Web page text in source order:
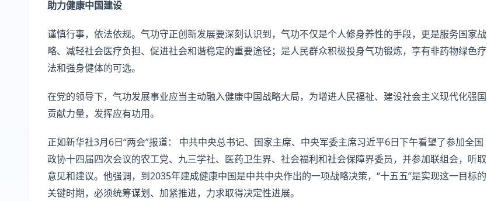
助力健康中国建设
谨慎行事，依法依规。气功守正创新发展要深刻认识到，气功不仅是个人修身养性的手段，更是服务国家战
略、减轻社会医疗负担、促进社会和谐稳定的重要途径；是人民群众积极投身气功锻炼，享有非药物绿色疗
法和强身健体的可选。
在党的领导下，气功发展事业应当主动融入健康中国战略大局，为增进人民福祉、建设社会主义现代化强国
贡献力量，发挥应有功用。
正如新华社3月6日“两会”报道： 中共中央总书记、国家主席、中央军委主席习近平6日下午看望了参加全国
政协十四届四次会议的农工党、九三学社、医药卫生界、社会福利和社会保障界委员，并参加联组会，听取
意见和建议。他强调，到2035年建成健康中国是中共中央作出的一项战略决策，“十五五”是实现这一目标的
关键时期，必须统筹谋划、加紧推进，力求取得决定性进展。